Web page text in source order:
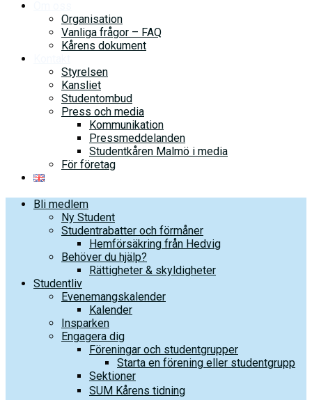
Organisation
Vanliga frågor – FAQ
Kårens dokument
Styrelsen
Kansliet
Studentombud
Press och media
Kommunikation
Pressmeddelanden
Studentkåren Malmö i media
För företag
Bli medlem
Ny Student
Studentrabatter och förmåner
Hemförsäkring från Hedvig
Behöver du hjälp?
Rättigheter & skyldigheter
Studentliv
Evenemangskalender
Kalender
Insparken
Engagera dig
Föreningar och studentgrupper
Starta en förening eller studentgrupp
Sektioner
SUM Kårens tidning